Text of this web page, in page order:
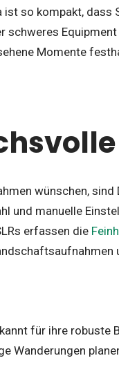
ist so kompakt,
Momente
wünschen, sind
und manuelle
erfassen die
für ihre
Wanderungen